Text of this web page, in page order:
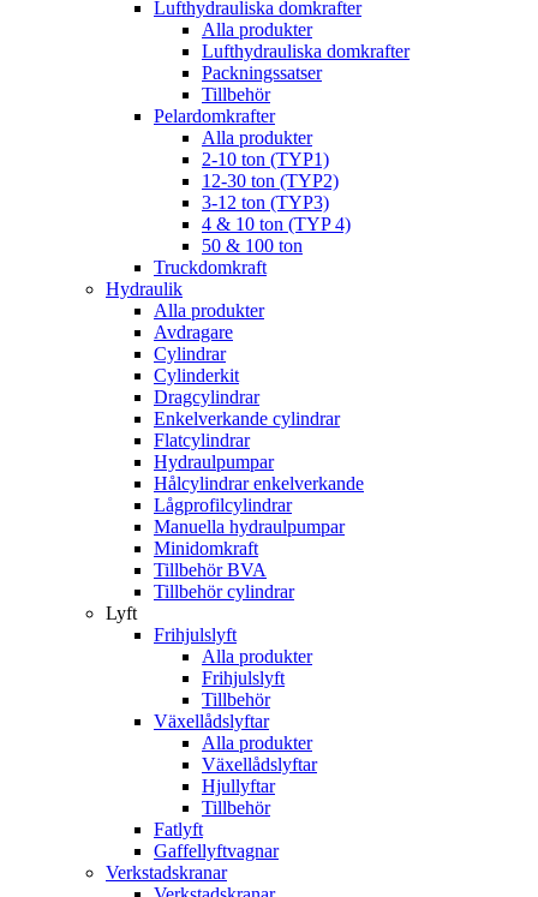
Lufthydrauliska domkrafter
Alla produkter
Lufthydrauliska domkrafter
Packningssatser
Tillbehör
Pelardomkrafter
Alla produkter
2-10 ton (TYP1)
12-30 ton (TYP2)
3-12 ton (TYP3)
4 & 10 ton (TYP 4)
50 & 100 ton
Truckdomkraft
Hydraulik
Alla produkter
Avdragare
Cylindrar
Cylinderkit
Dragcylindrar
Enkelverkande cylindrar
Flatcylindrar
Hydraulpumpar
Hålcylindrar enkelverkande
Lågprofilcylindrar
Manuella hydraulpumpar
Minidomkraft
Tillbehör BVA
Tillbehör cylindrar
Lyft
Frihjulslyft
Alla produkter
Frihjulslyft
Tillbehör
Växellådslyftar
Alla produkter
Växellådslyftar
Hjullyftar
Tillbehör
Fatlyft
Gaffellyftvagnar
Verkstadskranar